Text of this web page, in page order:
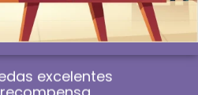
las dislalias.
excelentes